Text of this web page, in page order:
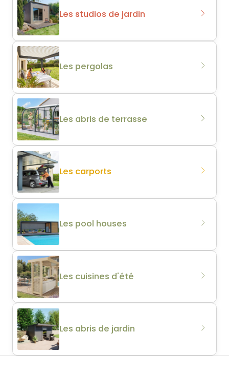
Les studios de jardin
Les pergolas
Les abris de terrasse
Les carports
Les pool houses
Les cuisines d'été
Les abris de jardin